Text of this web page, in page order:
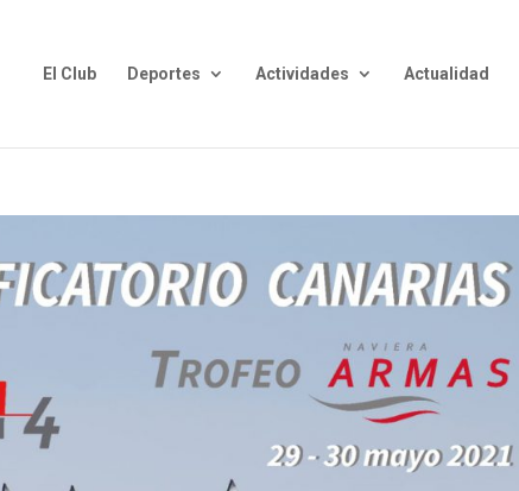
El Club Deportes Actividades Actualidad